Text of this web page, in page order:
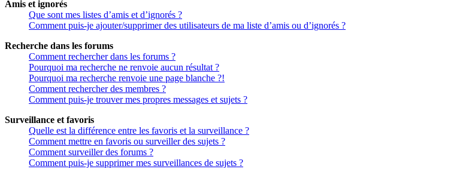
Amis et ignorés
Que sont mes listes d’amis et d’ignorés ?
Comment puis-je ajouter/supprimer des utilisateurs de ma liste d’amis ou d’ignorés ?
Recherche dans les forums
Comment rechercher dans les forums ?
Pourquoi ma recherche ne renvoie aucun résultat ?
Pourquoi ma recherche renvoie une page blanche ?!
Comment rechercher des membres ?
Comment puis-je trouver mes propres messages et sujets ?
Surveillance et favoris
Quelle est la différence entre les favoris et la surveillance ?
Comment mettre en favoris ou surveiller des sujets ?
Comment surveiller des forums ?
Comment puis-je supprimer mes surveillances de sujets ?